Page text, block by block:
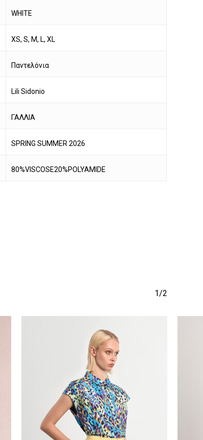
WHITE
XS, S, M, L, XL
Παντελόνια
Lili Sidonio
ΓΑΛΛΙΑ
SPRING SUMMER 2026
80%VISCOSE20%POLYAMIDE
1/2